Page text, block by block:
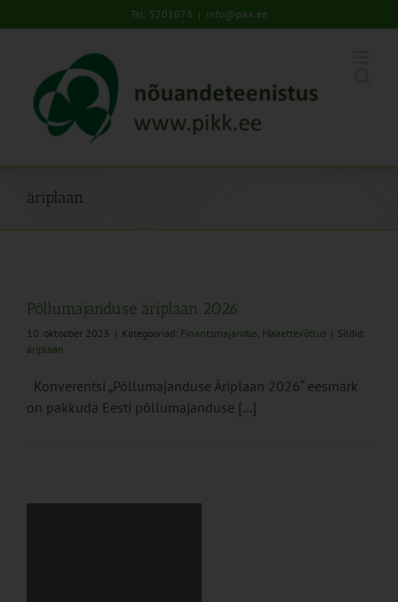
to
Tel: 5201078 | info@pikk.ee
äriplaan
Põllumajanduse äriplaan 2026
10. oktoober 2025 | Kategooriad: Finantsmajandus, Maaettevõtlus | Sildid:
äriplaan
Konverentsi „Põllumajanduse Äriplaan 2026“ eesmärk
on pakkuda Eesti põllumajanduse [...]